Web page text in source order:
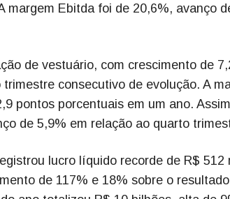
margem Ebitda foi de 20,6%, avanço
de vestuário, com crescimento de
consecutivo de evolução. A
pontos porcentuais em um ano.
de 5,9% em relação ao quarto
lucro líquido recorde de R$ 512
de 117% e 18% sobre o